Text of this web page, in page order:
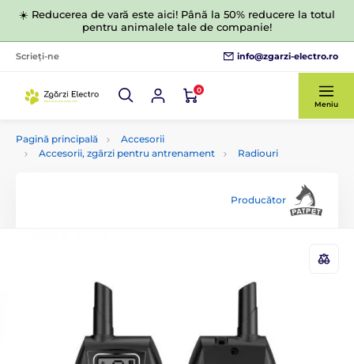
☀️ Reducerea de vară este aici! Până la 50% reducere la totul
pentru animalele tale de companie!
Scrieți-ne info@zgarzi-electro.ro
0
Meniu
Pagină principală
Accesorii
Accesorii, zgărzi pentru antrenament
Radiouri
Producător